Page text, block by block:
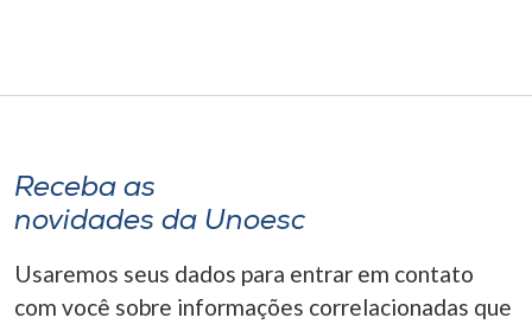
A+
Receba as
novidades da Unoesc
Usaremos seus dados para entrar em contato
com você sobre informações correlacionadas que